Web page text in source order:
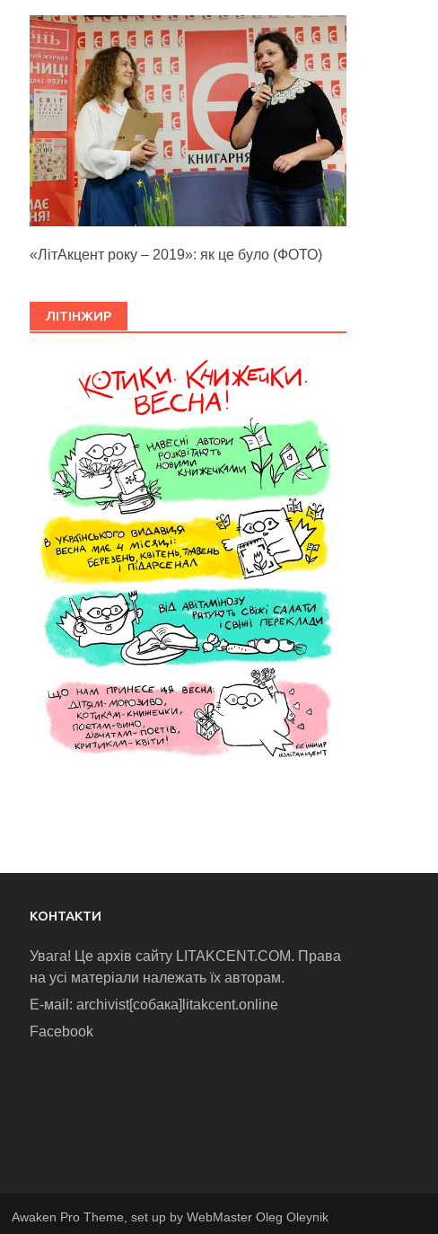
«ЛітАкцент року – 2019»: як це було (ФОТО)
ЛІТІНЖИР
КОНТАКТИ
Увага! Це архів сайту LITAKCENT.COM. Права
на усі матеріали належать їх авторам.
E-маіl: archivist[собака]litakcent.online
Facebook
Awaken Pro Theme, set up by WebMaster Oleg Oleynik